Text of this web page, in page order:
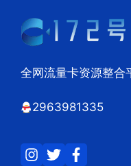
全网流量卡资源整合
2963981335